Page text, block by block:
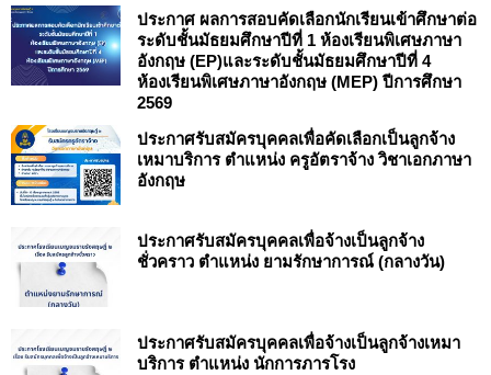
ประกาศ ผลการสอบคัดเลือกนักเรียนเข้าศึกษาต่อ
ระดับชั้นมัธยมศึกษาปีที่ 1 ห้องเรียนพิเศษภาษา
อังกฤษ (EP)และระดับชั้นมัธยมศึกษาปีที่ 4
ห้องเรียนพิเศษภาษาอังกฤษ (MEP) ปีการศึกษา
2569
ประกาศรับสมัครบุคคลเพื่อคัดเลือกเป็นลูกจ้าง
เหมาบริการ ตำแหน่ง ครูอัตราจ้าง วิชาเอกภาษา
อังกฤษ
ประกาศรับสมัครบุคคลเพื่อจ้างเป็นลูกจ้าง
ชั่วคราว ตำแหน่ง ยามรักษาการณ์ (กลางวัน)
ประกาศรับสมัครบุคคลเพื่อจ้างเป็นลูกจ้างเหมา
บริการ ตำแหน่ง นักการภารโรง